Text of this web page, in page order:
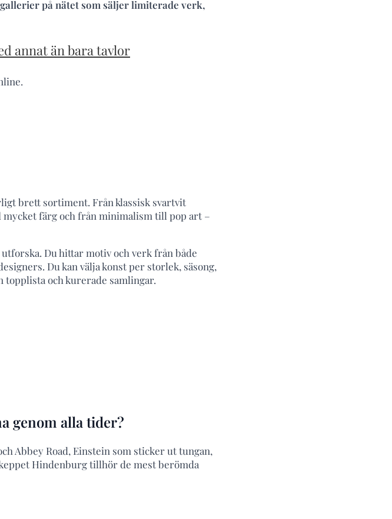
på nätet som säljer limiterade verk,
annat än bara tavlor
brett sortiment. Från klassisk svartvit
färg och från minimalism till pop art –
Du hittar motiv och verk från både
Du kan välja konst per storlek, säsong,
topplista och kurerade samlingar.
genom alla tider?
Abbey Road, Einstein som sticker ut tungan,
Hindenburg tillhör de mest berömda